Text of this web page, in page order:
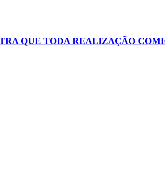
QUE TODA REALIZAÇÃO